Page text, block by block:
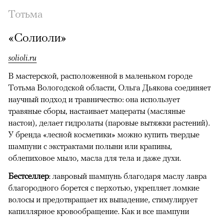
Тотьма
«Солиоли»
solioli.ru
В мастерской, расположенной в маленьком городе
Тотьма Вологодской области, Ольга Дьякова соединяет
научный подход и травничество: она использует
травяные сборы, настаивает мацераты (масляные
настои), делает гидролаты (паровые вытяжки растений).
У бренда «лесной косметики» можно купить твердые
шампуни с экстрактами полыни или крапивы,
облепиховое мыло, масла для тела и даже духи.
Бестселлер: лавровый шампунь благодаря маслу лавра
благородного борется с перхотью, укрепляет ломкие
волосы и предотвращает их выпадение, стимулирует
капиллярное кровообращение. Как и все шампуни